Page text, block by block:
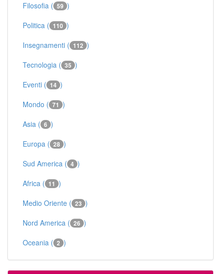
Filosofia ( 59 )
Politica ( 110 )
Insegnamenti ( 112 )
Tecnologia ( 35 )
Eventi ( 14 )
Mondo ( 71 )
Asia ( 6 )
Europa ( 28 )
Sud America ( 4 )
Africa ( 11 )
Medio Oriente ( 23 )
Nord America ( 26 )
Oceania ( 2 )